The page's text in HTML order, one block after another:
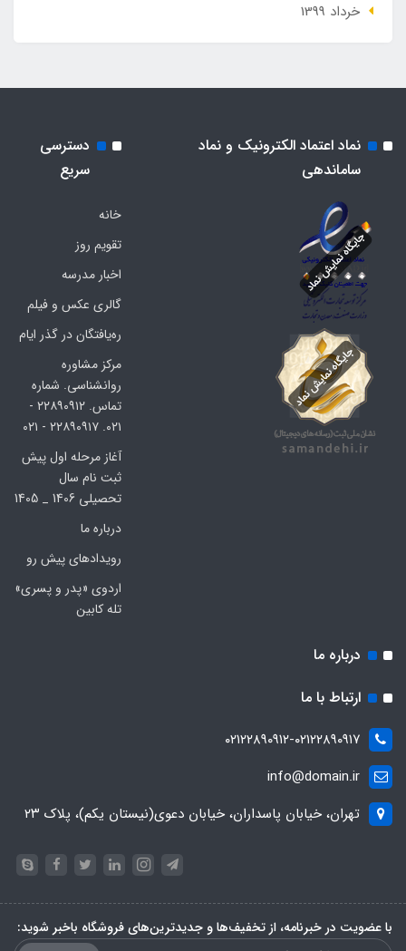
خرداد 1399
نماد اعتماد الکترونیک و نماد
ساماندهی
دسترسی
سریع
خانه
تقویم روز
اخبار مدرسه
گالری عکس و فیلم
ره‌یافتگان در گذر ایام
مرکز مشاوره
روانشناسی. شماره
تماس. ۲۲۸۹۰۹۱۲ -
۰۲۱. ۲۲۸۹۰۹۱۷ - ۰۲۱
آغاز مرحله اول پیش
ثبت نام سال
تحصیلی 1406 _ 1405
درباره ما
رویدادهای پیش رو
اردوی «پدر و پسری»
تله کابین
درباره ما
ارتباط با ما
۰۲۱۲۲۸۹۰۹۱۲-۰۲۱۲۲۸۹۰۹۱۷
info@domain.ir
تهران، خیابان پاسداران، خیابان دعوی(نیستان یکم)، پلاک ۲۳
با عضویت در خبرنامه، از تخفیف‌ها و جدیدترین‌های فروشگاه باخبر شوید: